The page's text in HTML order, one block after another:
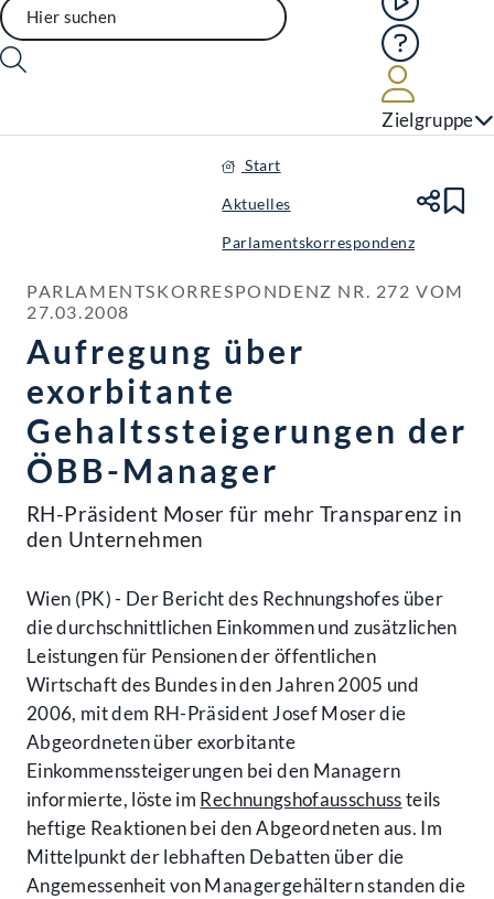
Hilfe
Zielgruppe
Start
Aktuelles
Parlamentskorrespondenz
PARLAMENTSKORRESPONDENZ NR. 272 VOM
27.03.2008
Aufregung über
exorbitante
Gehaltssteigerungen der
ÖBB-Manager
RH-Präsident Moser für mehr Transparenz in
den Unternehmen
Wien (PK) - Der Bericht des Rechnungshofes über
die durchschnittlichen Einkommen und zusätzlichen
Leistungen für Pensionen der öffentlichen
Wirtschaft des Bundes in den Jahren 2005 und
2006, mit dem RH-Präsident Josef Moser die
Abgeordneten über exorbitante
Einkommenssteigerungen bei den Managern
informierte, löste im Rechnungshofausschussteils
heftige Reaktionen bei den Abgeordneten aus. Im
Mittelpunkt der lebhaften Debatten über die
Angemessenheit von Managergehältern standen die